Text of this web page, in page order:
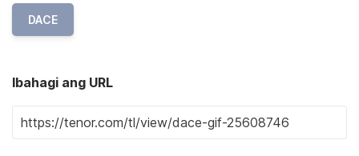
DACE
Ibahagi ang URL